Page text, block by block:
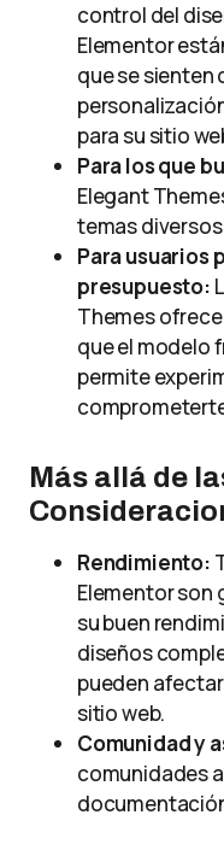
control del
Elementor
que se sienten
para su sitio
Para los que
Elegant
temas
Para usuarios
presupuesto:
Themes
que el modelo
permite
Más allá de
Rendimiento:
Elementor son
su buen
diseños
pueden
sitio web.
Comunidad y
comunidades